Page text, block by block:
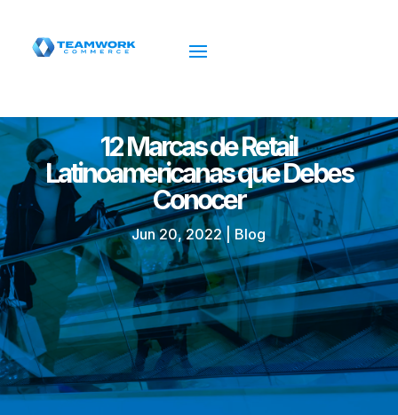
12 Marcas de Retail
Latinoamericanas que Debes
Conocer
Jun 20, 2022|Blog